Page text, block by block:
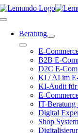
Zum
Inhalt
Toggle
NavigationBeratung
Toggle
Navigation
E-
B2B E-
D2C E-
KI / AI im
KI-Audit für
E-
IT-Beratung
Digital
Shop